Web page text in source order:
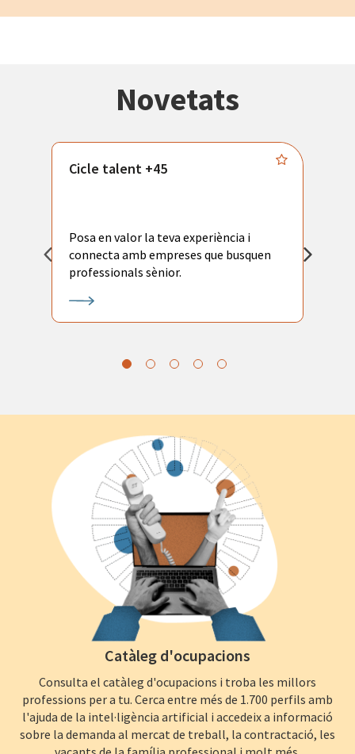
Novetats
Cicle talent +45
Posa en valor la teva experiència i
connecta amb empreses que busquen
professionals sènior.
Catàleg d'ocupacions
Consulta el catàleg d'ocupacions i troba les millors
professions per a tu. Cerca entre més de 1.700 perfils amb
l'ajuda de la intel·ligència artificial i accedeix a informació
sobre la demanda al mercat de treball, la contractació, les